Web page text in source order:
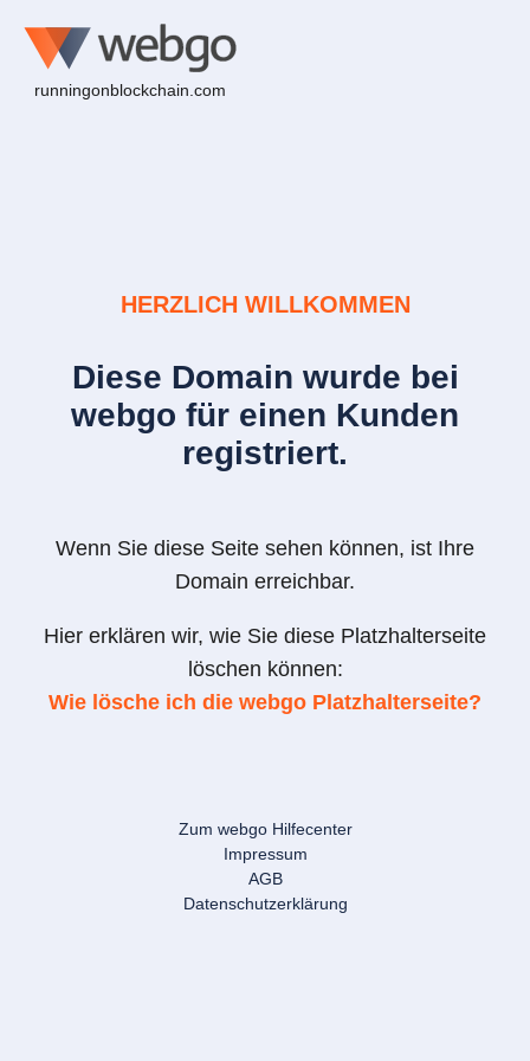
runningonblockchain.com
HERZLICH WILLKOMMEN
Diese Domain wurde bei
webgo für einen Kunden
registriert.
Wenn Sie diese Seite sehen können, ist Ihre
Domain erreichbar.
Hier erklären wir, wie Sie diese Platzhalterseite
löschen können:
Wie lösche ich die webgo Platzhalterseite?
Zum webgo Hilfecenter
Impressum
AGB
Datenschutzerklärung